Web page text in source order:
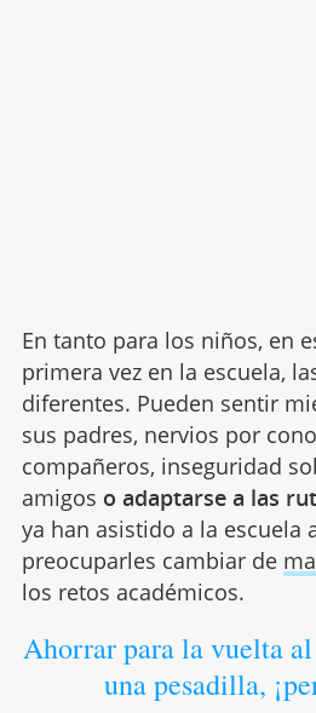
En tanto para los niños, en
primera vez en la escuela,
diferentes. Pueden sentir
sus padres, nervios por
compañeros, inseguridad
amigos o adaptarse a las
ya han asistido a la escuela
preocuparles cambiar de
los retos académicos.
Ahorrar para la vuelta
una pesadilla,